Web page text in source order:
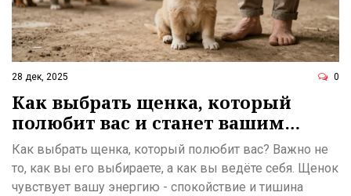
28 дек, 2025 0
Как выбрать щенка, который
полюбит вас и станет вашим
лучшим другом
Как выбрать щенка, который полюбит вас? Важно не
то, как вы его выбираете, а как вы ведёте себя. Щенок
чувствует вашу энергию - спокойствие и тишина